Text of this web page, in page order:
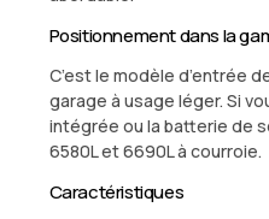
Positionnement dans la
C’est le modèle d’entrée
garage à usage léger. Si
intégrée ou la batterie de
6580L et 6690L à courroie.
Caractéristiques